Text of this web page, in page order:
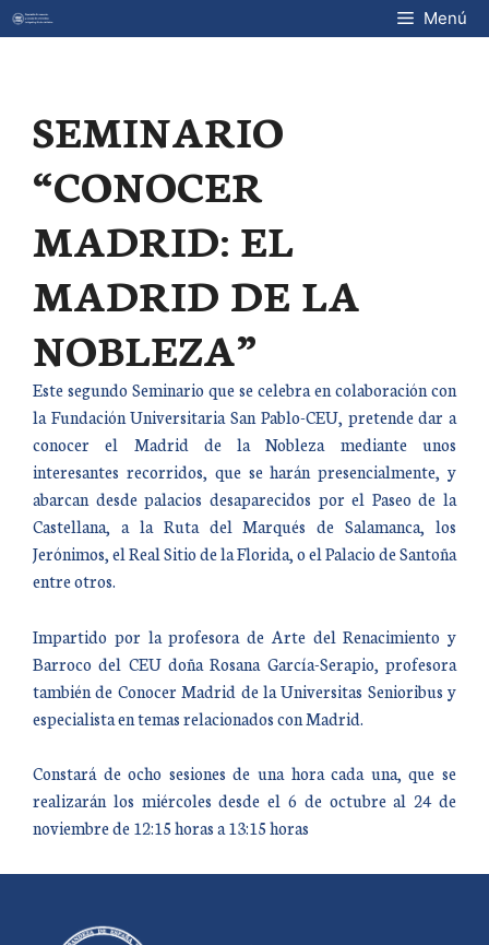
Saltar
al
Menú
SEMINARIO
“CONOCER
MADRID: EL
MADRID DE LA
NOBLEZA”
Este segundo Seminario que se celebra en colaboración con
la Fundación Universitaria San Pablo-CEU, pretende dar a
conocer el Madrid de la Nobleza mediante unos
interesantes recorridos, que se harán presencialmente, y
abarcan desde palacios desaparecidos por el Paseo de la
Castellana, a la Ruta del Marqués de Salamanca, los
Jerónimos, el Real Sitio de la Florida, o el Palacio de Santoña
entre otros.
Impartido por la profesora de Arte del Renacimiento y
Barroco del CEU doña Rosana García-Serapio, profesora
también de Conocer Madrid de la Universitas Senioribus y
especialista en temas relacionados con Madrid.
Constará de ocho sesiones de una hora cada una, que se
realizarán los miércoles desde el 6 de octubre al 24 de
noviembre de 12:15 horas a 13:15 horas